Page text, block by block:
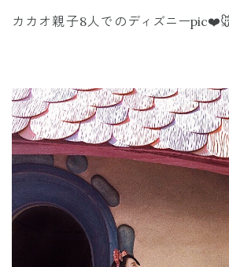
カカオ親子8人での ディズニーpic❤️